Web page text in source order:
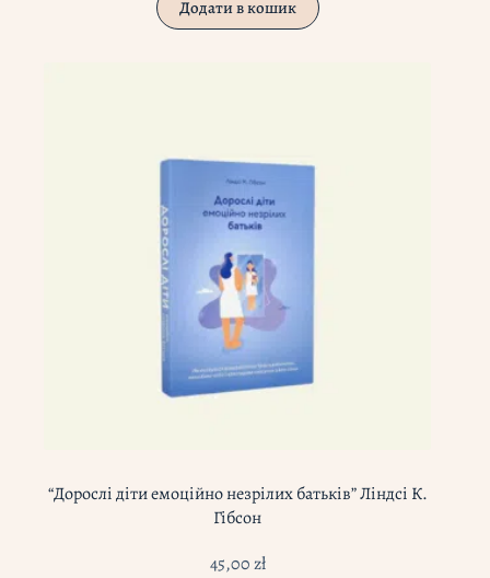
Додати в кошик
“Дорослі діти емоційно незрілих батьків” Ліндсі К.
Гібсон
45,00zł